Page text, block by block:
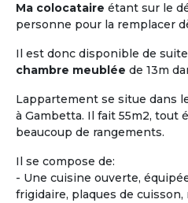
Ma colocataire étant sur le
personne pour la remplacer
Il est donc disponible de suite
chambre meublée de 13m
Lappartement se situe dans
à Gambetta. Il fait 55m2, tout
beaucoup de rangements.
Il se compose de:
- Une cuisine ouverte,
frigidaire, plaques de
objectif principal de
sans être seul ».
Vous êtes propriétaire
gestionnaire d’une